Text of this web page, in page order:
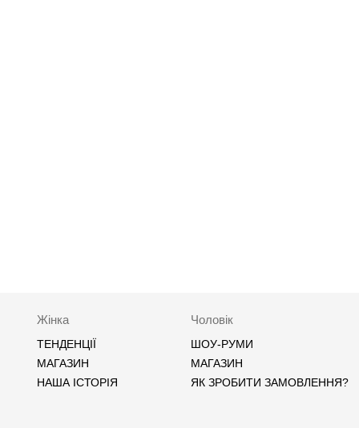
Жінка
ТЕНДЕНЦІЇ
МАГАЗИН
НАША ІСТОРІЯ
Чоловік
ШОУ-РУМИ
МАГАЗИН
ЯК ЗРОБИТИ ЗАМОВЛЕННЯ?